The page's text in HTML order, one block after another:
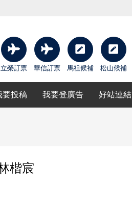
立榮訂票 華信訂票 馬祖候補 松山候補
要投稿 我要登廣告 好站連結
楷宸